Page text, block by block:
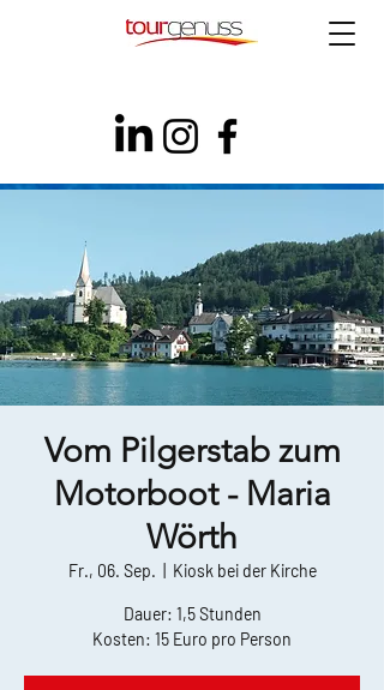
Vom Pilgerstab zum
Motorboot - Maria
Wörth
Fr., 06. Sep. Kiosk bei der Kirche
Dauer: 1,5 Stunden
Kosten: 15 Euro pro Person